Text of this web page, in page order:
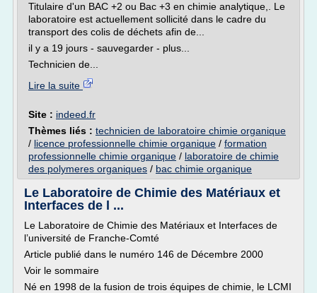
Titulaire d'un BAC +2 ou Bac +3 en chimie analytique,. Le
laboratoire est actuellement sollicité dans le cadre du
transport des colis de déchets afin de...
il y a 19 jours - sauvegarder - plus...
Technicien de...
Lire la suite
Site : indeed.fr
Thèmes liés : technicien de laboratoire chimie organique
/ licence professionnelle chimie organique / formation
professionnelle chimie organique / laboratoire de chimie
des polymeres organiques / bac chimie organique
Le Laboratoire de Chimie des Matériaux et
Interfaces de l ...
Le Laboratoire de Chimie des Matériaux et Interfaces de
l’université de Franche-Comté
Article publié dans le numéro 146 de Décembre 2000
Voir le sommaire
Né en 1998 de la fusion de trois équipes de chimie, le LCMI